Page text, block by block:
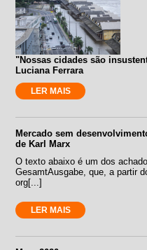
"Nossas cidades são
Luciana Ferrara
LER MAIS
Mercado sem
de Karl Marx
O texto abaixo é um dos
GesamtAusgabe, que, a partir
org[...]
LER MAIS